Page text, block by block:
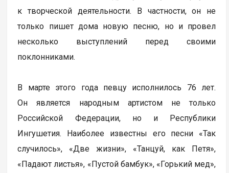
к творческой деятельности. В частности, он не
только пишет дома новую песню, но и провел
несколько выступлений перед своими
поклонниками.
В марте этого года певцу исполнилось 76 лет.
Он является народным артистом не только
Российской Федерации, но и Республики
Ингушетия. Наиболее известны его песни «Так
случилось», «Две жизни», «Танцуй, как Петя»,
«Падают листья», «Пустой бамбук», «Горький мед»,